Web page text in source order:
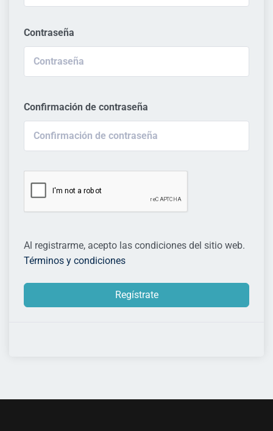
Contraseña
Confirmación de contraseña
Al registrarme, acepto las condiciones del sitio web.
Términos y condiciones
Regístrate